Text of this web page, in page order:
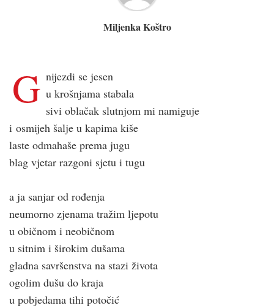
Miljenka Koštro
G nijezdi se jesen
u krošnjama stabala
sivi oblačak slutnjom mi namiguje
i osmijeh šalje u kapima kiše
laste odmahaše prema jugu
blag vjetar razgoni sjetu i tugu
a ja sanjar od rođenja
neumorno zjenama tražim ljepotu
u običnom i neobičnom
u sitnim i širokim dušama
gladna savršenstva na stazi života
ogolim dušu do kraja
u pobjedama tihi potočić